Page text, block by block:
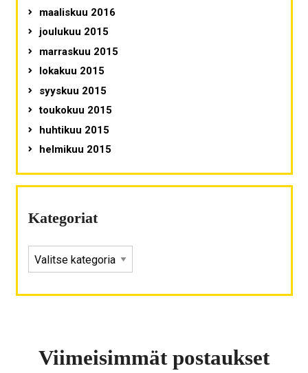
maaliskuu 2016
joulukuu 2015
marraskuu 2015
lokakuu 2015
syyskuu 2015
toukokuu 2015
huhtikuu 2015
helmikuu 2015
Kategoriat
KATEGORIAT
Viimeisimmät postaukset